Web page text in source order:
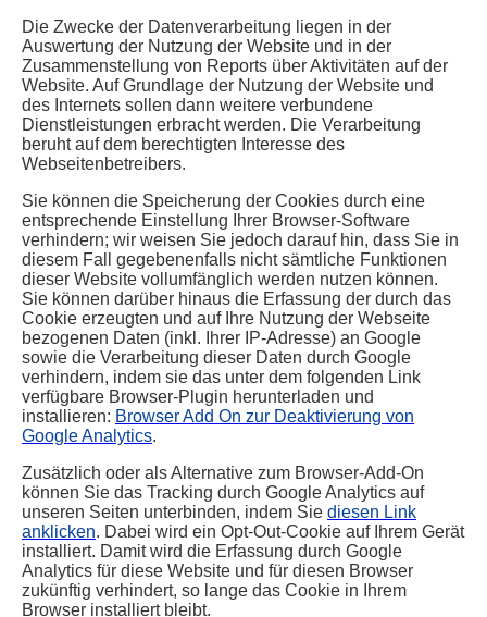
Die Zwecke der Datenverarbeitung liegen in der
Auswertung der Nutzung der Website und in der
Zusammenstellung von Reports über Aktivitäten auf der
Website. Auf Grundlage der Nutzung der Website und
des Internets sollen dann weitere verbundene
Dienstleistungen erbracht werden. Die Verarbeitung
beruht auf dem berechtigten Interesse des
Webseitenbetreibers.
Sie können die Speicherung der Cookies durch eine
entsprechende Einstellung Ihrer Browser-Software
verhindern; wir weisen Sie jedoch darauf hin, dass Sie in
diesem Fall gegebenenfalls nicht sämtliche Funktionen
dieser Website vollumfänglich werden nutzen können.
Sie können darüber hinaus die Erfassung der durch das
Cookie erzeugten und auf Ihre Nutzung der Webseite
bezogenen Daten (inkl. Ihrer IP-Adresse) an Google
sowie die Verarbeitung dieser Daten durch Google
verhindern, indem sie das unter dem folgenden Link
verfügbare Browser-Plugin herunterladen und
installieren: Browser Add On zur Deaktivierung von
Google Analytics.
Zusätzlich oder als Alternative zum Browser-Add-On
können Sie das Tracking durch Google Analytics auf
unseren Seiten unterbinden, indem Sie diesen Link
anklicken. Dabei wird ein Opt-Out-Cookie auf Ihrem Gerät
installiert. Damit wird die Erfassung durch Google
Analytics für diese Website und für diesen Browser
zukünftig verhindert, so lange das Cookie in Ihrem
Browser installiert bleibt.